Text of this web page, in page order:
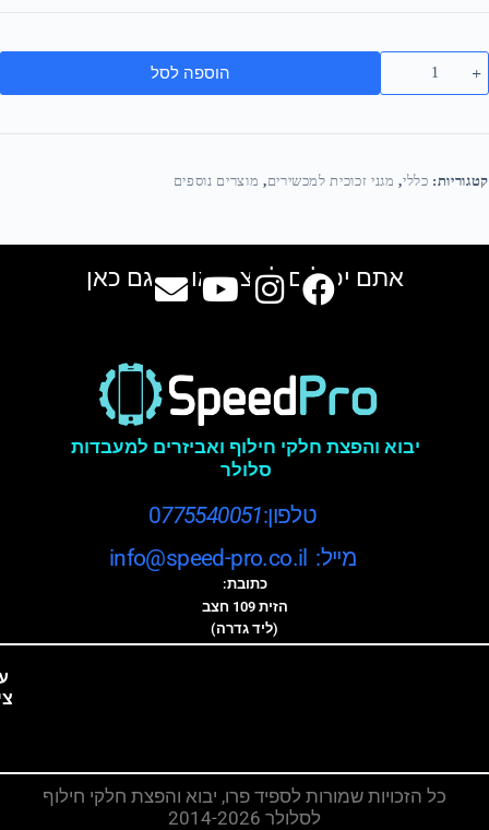
הוספה לסל
קטגוריות: כללי, מגני זכוכית למכשירים, מוצרים נוספים
אתם יכולים למצוא אותנו גם כאן
יבוא והפצת חלקי חילוף ואביזרים למעבדות
סלולר
טלפון:0775540051
מייל: info@speed-pro.co.il
כתובת:
הזית 109 חצב
(ליד גדרה)
כל הזכויות שמורות לספיד פרו, יבוא והפצת חלקי חילוף
לסלולר 2014-2026